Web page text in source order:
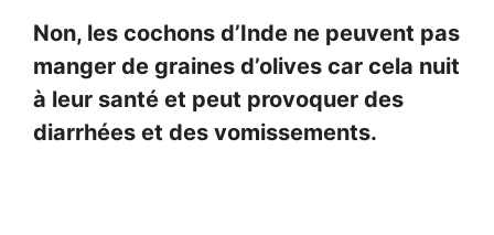
Non, les cochons d’Inde ne peuvent pas
manger de graines d’olives car cela nuit
à leur santé et peut provoquer des
diarrhées et des vomissements.